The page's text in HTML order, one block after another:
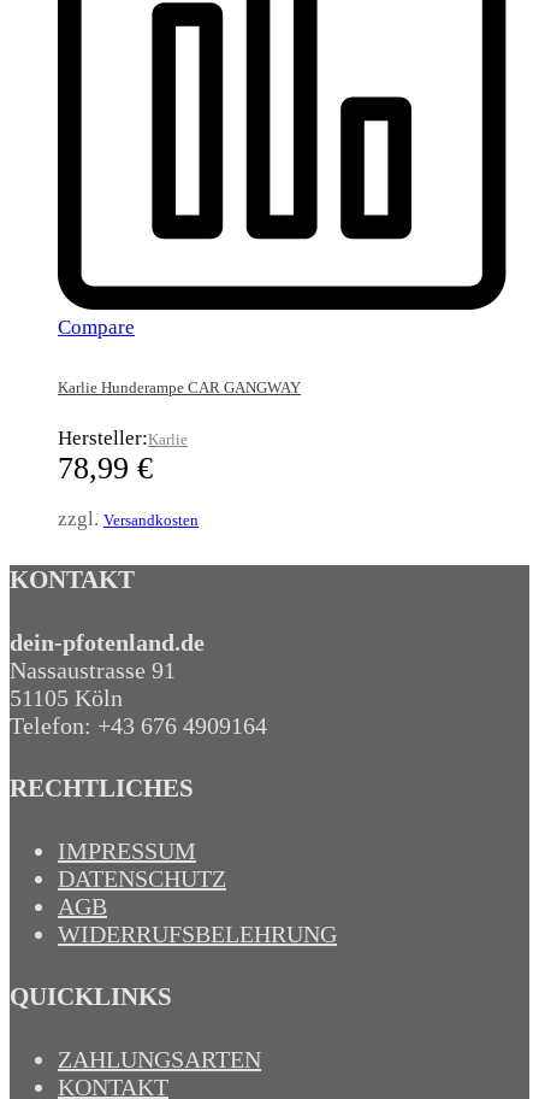
Compare
Karlie Hunderampe CAR GANGWAY
Hersteller:Karlie
78,99 €
zzgl. Versandkosten
KONTAKT
dein-pfotenland.de
Nassaustrasse 91
51105 Köln
Telefon: +43 676 4909164‬
RECHTLICHES
IMPRESSUM
DATENSCHUTZ
AGB
WIDERRUFSBELEHRUNG
QUICKLINKS
ZAHLUNGSARTEN
KONTAKT